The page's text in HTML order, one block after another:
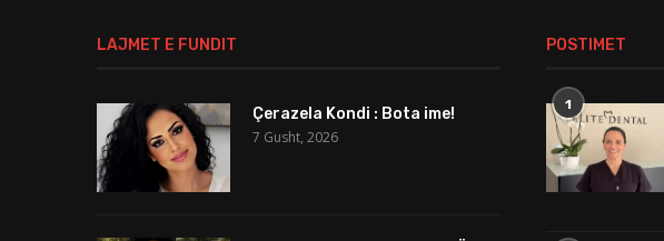
LAJMET E FUNDIT
Çerazela Kondi : Bota ime!
7 Gusht, 2026
POSTIMET
1